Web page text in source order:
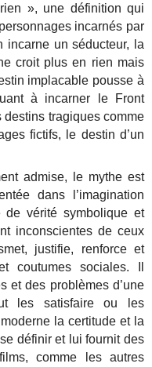
», une définition qui
incarnés par
incarne un séducteur, la
croit plus en rien mais
implacable pousse à
à incarner le Front
tragiques comme
fictifs, le destin d’un
admise, le mythe est
dans l’imagination
de vérité symbolique et
inconscientes de ceux
justifie, renforce et
coutumes sociales. Il
et des problèmes d’une
les satisfaire ou les
la certitude et la
définir et lui fournit des
comme les autres